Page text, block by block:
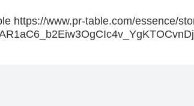
https://www.pr-table.com/essence/